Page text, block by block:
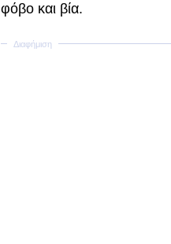
φόβο και βία.